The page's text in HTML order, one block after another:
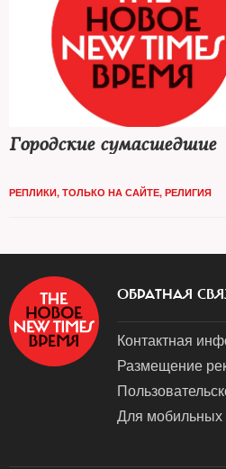
Городские сумасшедшие
РЕПЛИКИ, ТОЛЬКО НА САЙТЕ, РЕЛИГИЯ
ОБРАТНАЯ
Контактная
Размещение
Для мобильных